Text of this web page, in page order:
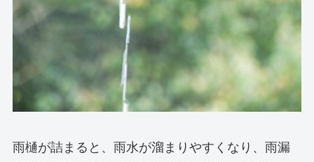
雨樋が詰まると、雨水が溜まりやすくなり、雨漏